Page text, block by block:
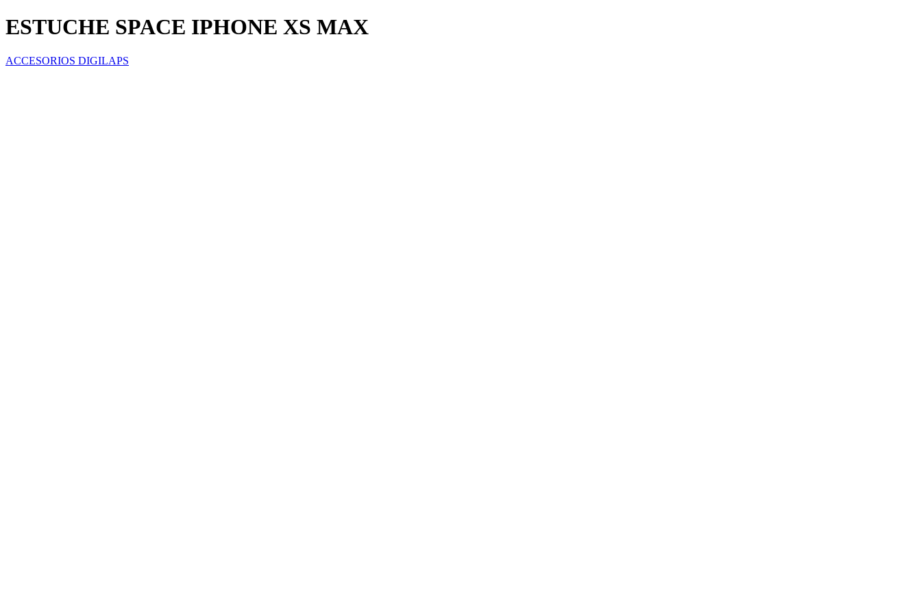
ESTUCHE SPACE IPHONE XS MAX
ACCESORIOS DIGILAPS